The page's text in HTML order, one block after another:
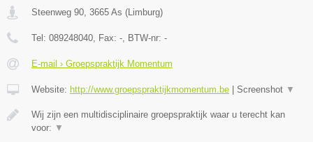
Steenweg 90, 3665 As (Limburg)
Tel: 089248040, Fax: -, BTW-nr: -
E-mail › Groepspraktijk Momentum
Website: http://www.groepspraktijkmomentum.be Screenshot ▼
Wij zijn een multidisciplinaire groepspraktijk waar u terecht kan
voor: ▼